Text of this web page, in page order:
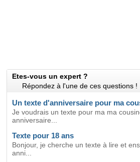
Etes-vous un expert ?
Répondez à l'une de ces questions !
Un texte d'anniversaire pour ma
Je voudrais un texte pour ma ma
anniversaire...
Texte pour 18 ans
Bonjour, je cherche un texte à lire et
anni...